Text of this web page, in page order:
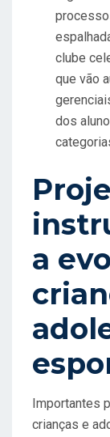
clube
que vão
dos
a
Importantes
crianças e